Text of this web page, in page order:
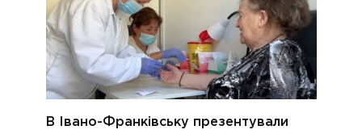
В Івано-Франківську презентували